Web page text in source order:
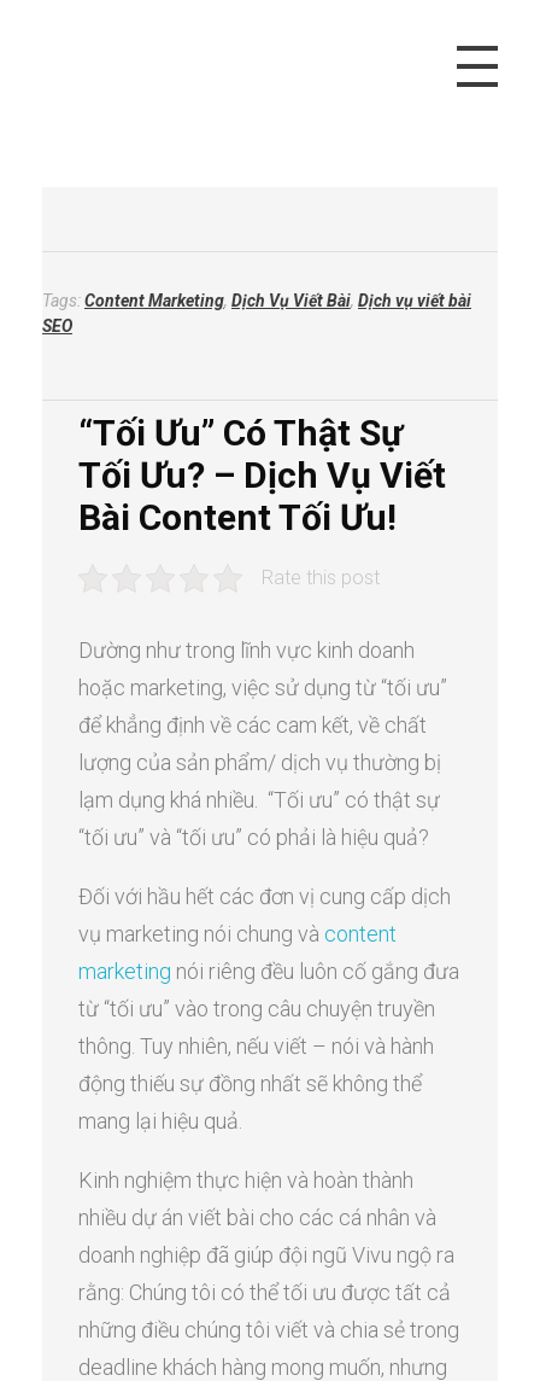
“Tối Ưu” Có Thật Sự
Tối Ưu? – Dịch Vụ Viết
Bài Content Tối Ưu!
Rate this post
Dường như trong lĩnh vực kinh doanh
hoặc marketing, việc sử dụng từ “tối ưu”
để khẳng định về các cam kết, về chất
lượng của sản phẩm/ dịch vụ thường bị
lạm dụng khá nhiều. “Tối ưu” có thật sự
“tối ưu” và “tối ưu” có phải là hiệu quả?
Đối với hầu hết các đơn vị cung cấp dịch
vụ marketing nói chung và content
marketing nói riêng đều luôn cố gắng đưa
từ “tối ưu” vào trong câu chuyện truyền
thông. Tuy nhiên, nếu viết – nói và hành
động thiếu sự đồng nhất sẽ không thể
mang lại hiệu quả.
Kinh nghiệm thực hiện và hoàn thành
nhiều dự án viết bài cho các cá nhân và
doanh nghiệp đã giúp đội ngũ Vivu ngộ ra
rằng: Chúng tôi có thể tối ưu được tất cả
những điều chúng tôi viết và chia sẻ trong
deadline khách hàng mong muốn, nhưng
Tags:Content Marketing, Dịch Vụ Viết Bài, Dịch vụ viết bài
SEO